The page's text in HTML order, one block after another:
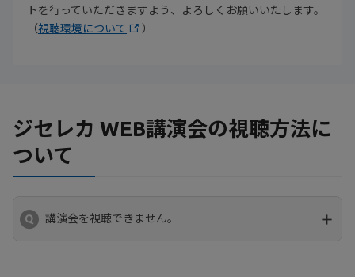
トを行っていただきますよう、よろしくお願いいたします。
（視聴環境について ）
ジセレカ WEB講演会の視聴方法に
ついて
講演会を視聴できません。